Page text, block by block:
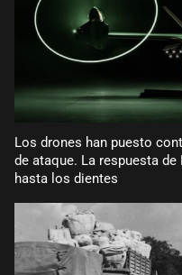
Los drones han puesto
de ataque. La respuesta
hasta los dientes